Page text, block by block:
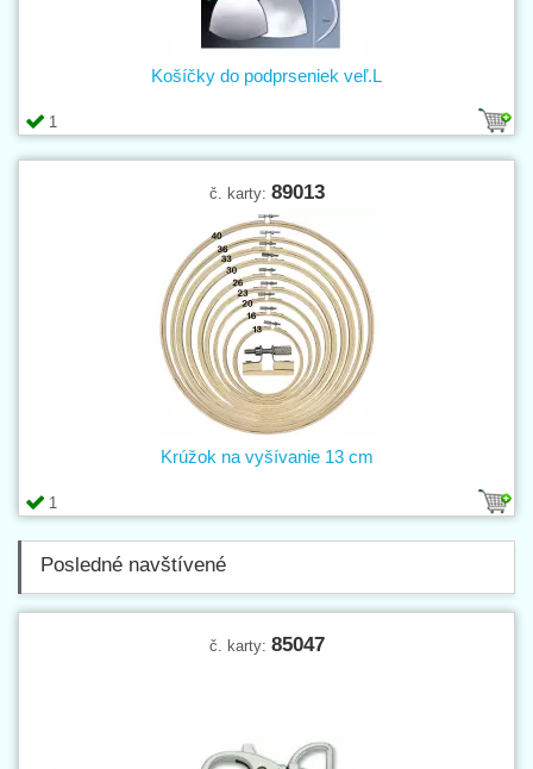
1
Košíčky do podprseniek veľ.L
č. karty: 89013
1
Krúžok na vyšívanie 13 cm
Posledné navštívené
č. karty: 85047